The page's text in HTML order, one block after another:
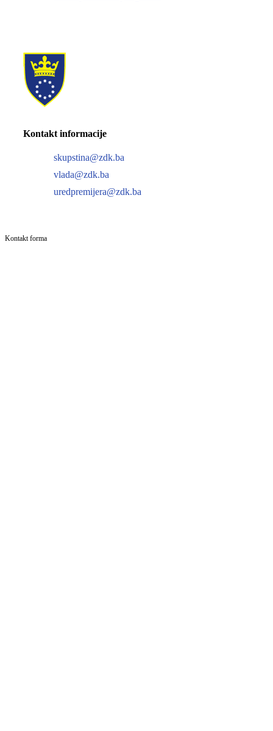
Kontakt informacije
skupstina@zdk.ba
vlada@zdk.ba
uredpremijera@zdk.ba
Kontakt forma